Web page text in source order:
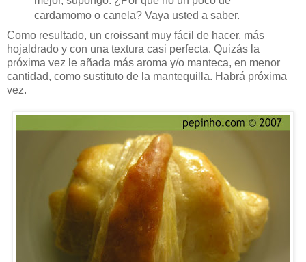
cardamomo o canela? Vaya usted a saber.
Como resultado, un croissant muy fácil de hacer, más
hojaldrado y con una textura casi perfecta. Quizás la
próxima vez le añada más aroma y/o manteca, en menor
cantidad, como sustituto de la mantequilla. Habrá próxima
vez.